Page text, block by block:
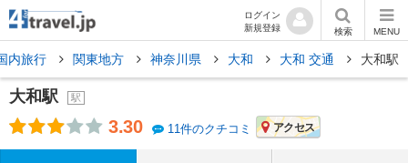
ログイン
新規登録
検索 MENU
内旅行 関東地方 神奈川県 大和 大和 交通 大和駅
大和駅 駅
3.30 11件のクチコミ アクセス